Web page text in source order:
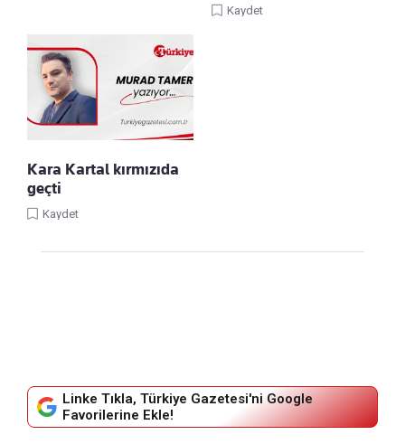
Kaydet
Kara Kartal kırmızıda
geçti
Kaydet
Linke Tıkla, Türkiye Gazetesi'ni Google
Favorilerine Ekle!